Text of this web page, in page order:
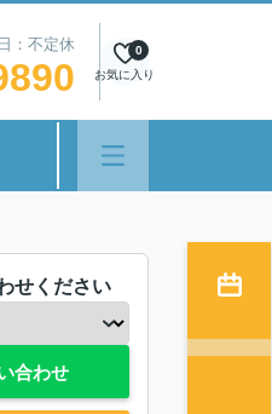
：不定休
お気に入り
0
せください
合わせ